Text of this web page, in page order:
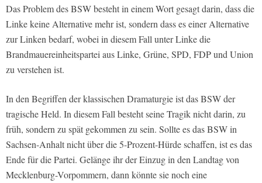
Das Problem des BSW besteht in einem Wort gesagt darin, dass die
Linke keine Alternative mehr ist, sondern dass es einer Alternative
zur Linken bedarf, wobei in diesem Fall unter Linke die
Brandmauereinheitspartei aus Linke, Grüne, SPD, FDP und Union
zu verstehen ist.
In den Begriffen der klassischen Dramaturgie ist das BSW der
tragische Held. In diesem Fall besteht seine Tragik nicht darin, zu
früh, sondern zu spät gekommen zu sein. Sollte es das BSW in
Sachsen-Anhalt nicht über die 5-Prozent-Hürde schaffen, ist es das
Ende für die Partei. Gelänge ihr der Einzug in den Landtag von
Mecklenburg-Vorpommern, dann könnte sie noch eine